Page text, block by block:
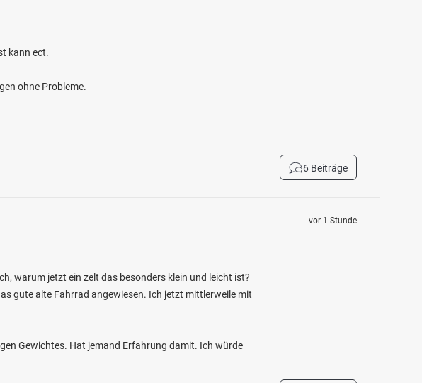
kann ect.
ohne Probleme.
6 Beiträge
warum jetzt ein zelt das besonders klein und leicht ist?
gute alte Fahrrad angewiesen. Ich jetzt mittlerweile mit
Gewichtes. Hat jemand Erfahrung damit. Ich würde
vor 1 Stunde